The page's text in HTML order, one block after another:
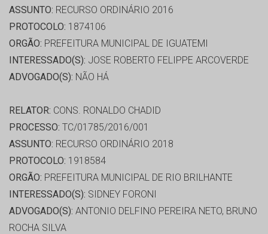
ASSUNTO: RECURSO ORDINÁRIO 2016
PROTOCOLO: 1874106
ORGÃO: PREFEITURA MUNICIPAL DE IGUATEMI
INTERESSADO(S): JOSE ROBERTO FELIPPE ARCOVERDE
ADVOGADO(S): NÃO HÁ
RELATOR: CONS. RONALDO CHADID
PROCESSO: TC/01785/2016/001
ASSUNTO: RECURSO ORDINÁRIO 2018
PROTOCOLO: 1918584
ORGÃO: PREFEITURA MUNICIPAL DE RIO BRILHANTE
INTERESSADO(S): SIDNEY FORONI
ADVOGADO(S): ANTONIO DELFINO PEREIRA NETO, BRUNO
ROCHA SILVA